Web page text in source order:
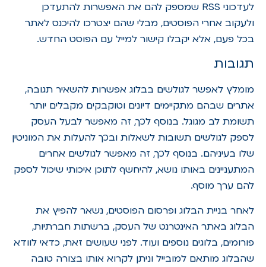
לעדכוני RSS שמספק להם את האפשרות להתעדכן
ולעקוב אחרי הפוסטים, מבלי שהם יצטרכו להיכנס לאתר
בכל פעם, אלא יקבלו קישור למייל עם הפוסט החדש.
תגובות
מומלץ לאפשר לגולשים בבלוג אפשרות להשאיר תגובה,
אתרים שבהם מתקיימים דיונים וטוקבקים מקבלים יותר
תשומת לב מגוגל. בנוסף לכך, זה מאפשר לבעל העסק
לספק לגולשים תשובות לשאלות ובכך להעלות את המוניטין
שלו בעיניהם. בנוסף לכך, זה מאפשר לגולשים אחרים
המתעניינים באותו נושא, להיחשף לתוכן איכותי שיכול לספק
להם ערך מוסף.
לאחר בניית הבלוג ופרסום הפוסטים, נשאר להפיץ את
הבלוג באתר האינטרנט של העסק, ברשתות חברתיות,
פורומים, בלוגים נוספים ועוד. לפני שעושים זאת, כדאי לוודא
שהבלוג מותאם למובייל וניתן לקרוא אותו בצורה טובה